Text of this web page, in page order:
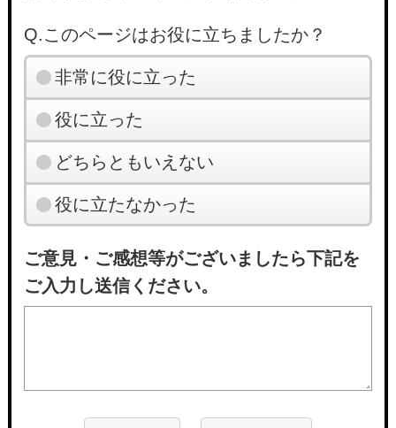
Q.このページはお役に立ちましたか？
非常に役に立った
役に立った
どちらともいえない
役に立たなかった
ご意見・ご感想等がございましたら下記を
ご入力し送信ください。